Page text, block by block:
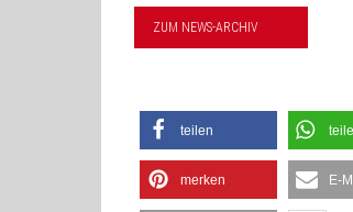
ZUM NEWS-ARCHIV
teilen
merken E-